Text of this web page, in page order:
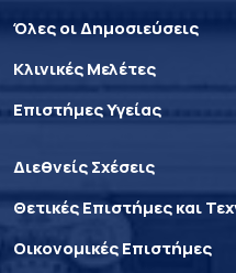
Όλες οι Δημοσιεύσεις
Κλινικές Μελέτες
Επιστήμες Υγείας
Διεθνείς Σχέσεις
Θετικές Επιστήμες και
Οικονομικές Επιστήμες